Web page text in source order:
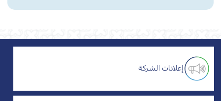
إعلانات الشركة